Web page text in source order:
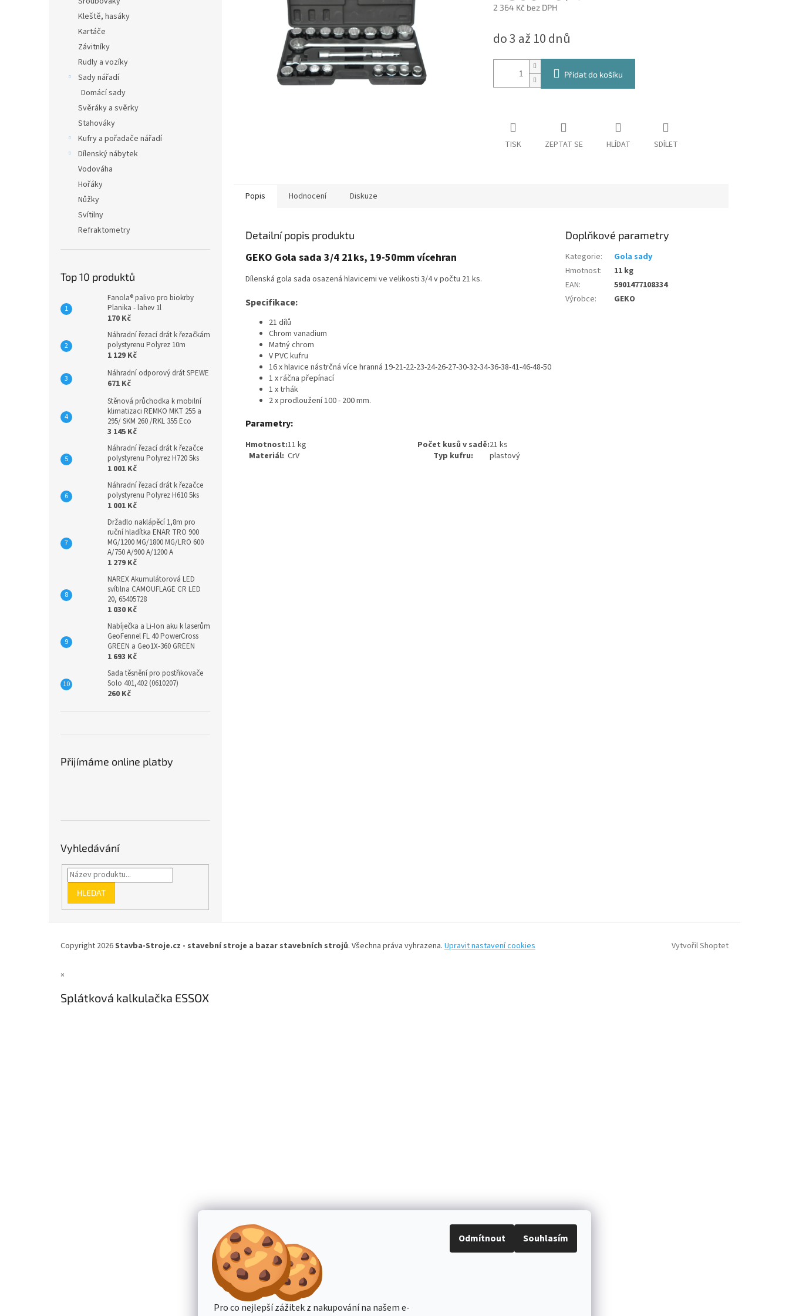
Pro co nejlepší zážitek z nakupování na našem e-
Odmítnout Souhlasím
Kleště, hasáky
Kartáče
Závitníky
Rudly a vozíky
Sady nářadí
Domácí sady
Svěráky a svěrky
Stahováky
Kufry a pořadače nářadí
Dílenský nábytek
Vodováha
Hořáky
Nůžky
Svítilny
Refraktometry
Top 10 produktů
Fanola® palivo pro biokrby
Planika - lahev 1l
170 Kč
Náhradní řezací drát k řezačkám
polystyrenu Polyrez 10m
1 129 Kč
Náhradní odporový drát SPEWE
671 Kč
Stěnová průchodka k mobilní
klimatizaci REMKO MKT 255 a
295/ SKM 260 /RKL 355 Eco
3 145 Kč
Náhradní řezací drát k řezačce
polystyrenu Polyrez H720 5ks
1 001 Kč
Náhradní řezací drát k řezačce
polystyrenu Polyrez H610 5ks
1 001 Kč
Držadlo naklápěcí 1,8m pro
ruční hladítka ENAR TRO 900
MG/1200 MG/1800 MG/LRO 600
A/750 A/900 A/1200 A
1 279 Kč
NAREX Akumulátorová LED
svítilna CAMOUFLAGE CR LED
20, 65405728
1 030 Kč
Nabíječka a Li-Ion aku k laserům
GeoFennel FL 40 PowerCross
GREEN a Geo1X-360 GREEN
1 693 Kč
Sada těsnění pro postřikovače
Solo 401,402 (0610207)
260 Kč
Přijímáme online platby
Vyhledávání
HLEDAT
2 364 Kč bez DPH
cena:
do 3 až 10 dnů
Přidat do košíku
TISK ZEPTAT SE HLÍDAT SDÍLET
Popis Hodnocení Diskuze
Detailní popis produktu
GEKO Gola sada 3/4 21ks, 19-50mm vícehran
Dílenská gola sada osazená hlavicemi ve velikosti 3/4 v počtu 21 ks.
Specifikace:
21 dílů
Chrom vanadium
Matný chrom
V PVC kufru
16 x hlavice nástrčná více hranná 19-21-22-23-24-26-27-30-32-34-36-38-41-46-48-50
1 x ráčna přepínací
1 x trhák
2 x prodloužení 100 - 200 mm.
Parametry:
Hmotnost:11 kg
Materiál: CrV
Počet kusů v sadě:21 ks
Typ kufru:
plastový
Doplňkové parametry
Kategorie:
Gola sady
Hmotnost:
11 kg
EAN:
5901477108334
Výrobce: GEKO
Vytvořil Shoptet
Copyright 2026Stavba-Stroje.cz - stavební stroje a bazar stavebních strojů. Všechna práva vyhrazena. Upravit nastavení cookies
×
Splátková kalkulačka ESSOX